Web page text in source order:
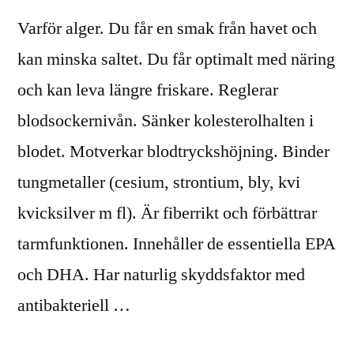
Varför alger. Du får en smak från havet och
kan minska saltet. Du får optimalt med näring
och kan leva längre friskare. Reglerar
blodsockernivån. Sänker kolesterolhalten i
blodet. Motverkar blodtryckshöjning. Binder
tungmetaller (cesium, strontium, bly, kvi
kvicksilver m fl). Är fiberrikt och förbättrar
tarmfunktionen. Innehåller de essentiella EPA
och DHA. Har naturlig skyddsfaktor med
antibakteriell …